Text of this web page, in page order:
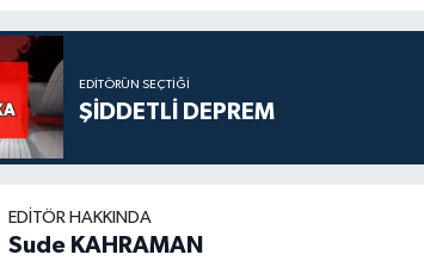
EDITÖRÜN SEÇTIĞI
ŞİDDETLİ DEPREM
EDITÖR HAKKINDA
Sude KAHRAMAN